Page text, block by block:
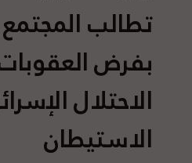
تطالب
بفرض
الاحتلال
الاستيطان